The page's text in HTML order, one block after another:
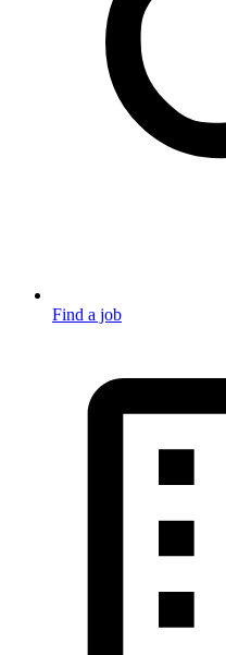
Find a job